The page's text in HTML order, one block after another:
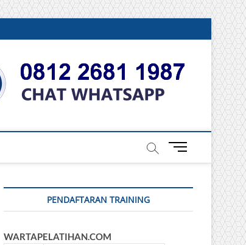
M
u
u
PENDAFTARAN TRAINING
WARTAPELATIHAN.COM